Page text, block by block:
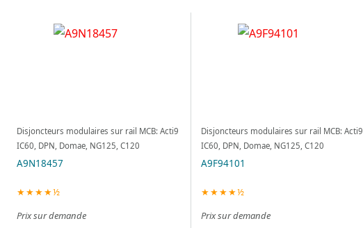
Disjoncteurs modulaires sur rail MCB: Acti9
IC60, DPN, Domae, NG125, C120
A9N18457
★★★★½
Prix sur demande
Disjoncteurs modulaires sur rail MCB: Acti9
IC60, DPN, Domae, NG125, C120
A9F94101
★★★★½
Prix sur demande